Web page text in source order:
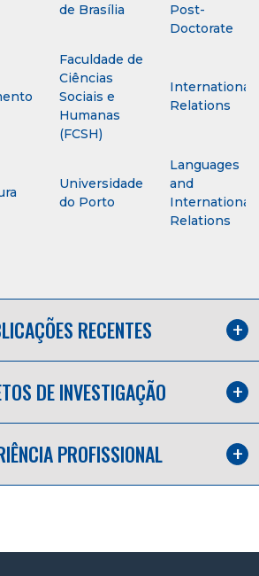
de Brasília
Post-
Doctorate
Faculdade de
Ciências
Sociais e
Humanas
(FCSH)
International
Relations
Universidade
do Porto
Languages
and
International
Relations
RECENTES
DE INVESTIGAÇÃO
PROFISSIONAL